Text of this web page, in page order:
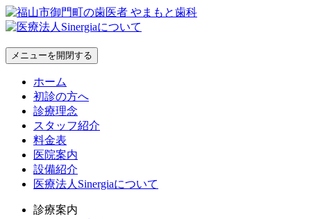
メニューを開閉する
ホーム
初診の方へ
診療理念
スタッフ紹介
料金表
医院案内
設備紹介
医療法人Sinergiaについて
診療案内